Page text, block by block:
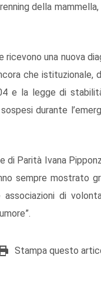
della mammella,
una nuova
che istituzionale,
e la legge di
durante
di Parità Ivana
sempre mostrato
di
Stampa questo